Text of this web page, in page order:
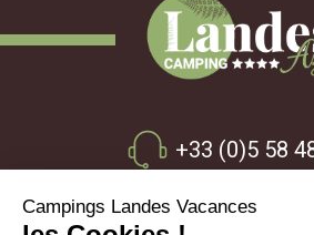
+33 (0)5 58
155 Rue Henri
40140 - Azur -